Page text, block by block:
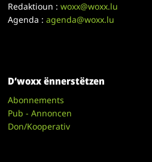
Redaktioun :woxx@woxx.lu
Agenda :agenda@woxx.lu
D’woxx ënnerstëtzen
Abonnements
Pub - Annoncen
Don/Kooperativ